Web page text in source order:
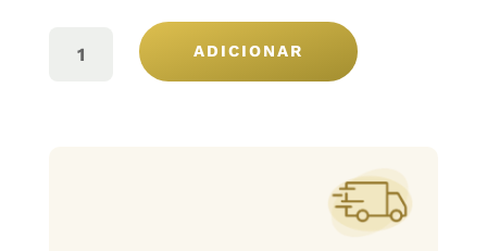
QUANTIDADE
CASTELLO
ADICIONAR